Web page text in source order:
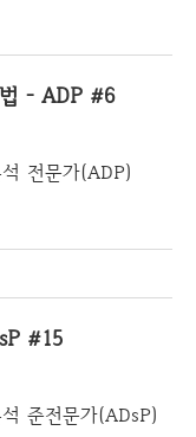
- ADP #6
전문가(ADP)
#15
준전문가(ADsP)